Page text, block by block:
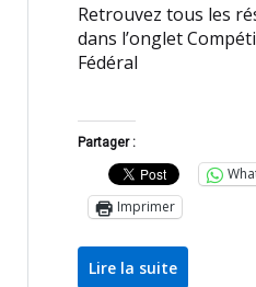
Retrouvez tous les
dans l’onglet
Fédéral
Partager :
Imprimer
Lire la suite